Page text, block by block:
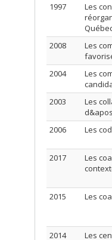
1997
Les
2008
Les
2004
Les
2003
Les
2006 Les
2017
Les
2015
Les
2014
Les